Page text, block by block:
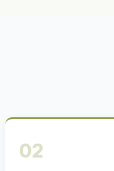
02